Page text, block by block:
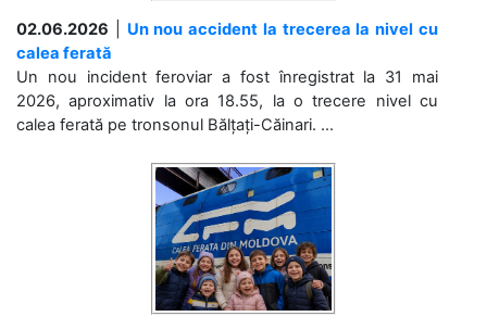
02.06.2026
Un nou accident la trecerea la nivel cu
calea ferată
Un nou incident feroviar a fost înregistrat la 31 mai
2026, aproximativ la ora 18.55, la o trecere nivel cu
calea ferată pe tronsonul Bălțați-Căinari. ...